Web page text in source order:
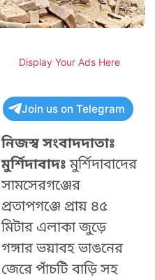
Display Your Ads Here
Join us on Telegram
নিজস্ব সংবাদদাতাঃ
মুর্শিদাবাদঃমুর্শিদাবাদের
সামসেরগঞ্জের
প্রতাপগঞ্জে প্রায় ৪৫
মিটার এলাকা জুড়ে
গঙ্গার ভয়াবহ ভাঙনের
জেরে পাঁচটি বাড়ি সহ